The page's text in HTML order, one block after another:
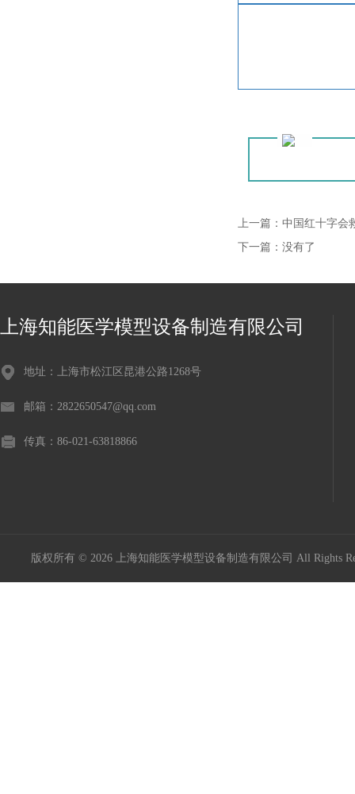
上一篇： 中国红十字会
下一篇：没有了
上海知能医学模型设备制造有限公司
地址：上海市松江区昆港公路1268号
邮箱：2822650547@qq.com
传真：86-021-63818866
版权所有 © 2026 上海知能医学模型设备制造有限公司 All